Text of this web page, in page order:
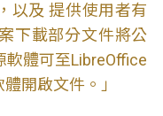
以及 提供使用者有
下載部分文件將公
軟體可至LibreOffice
開啟文件。」